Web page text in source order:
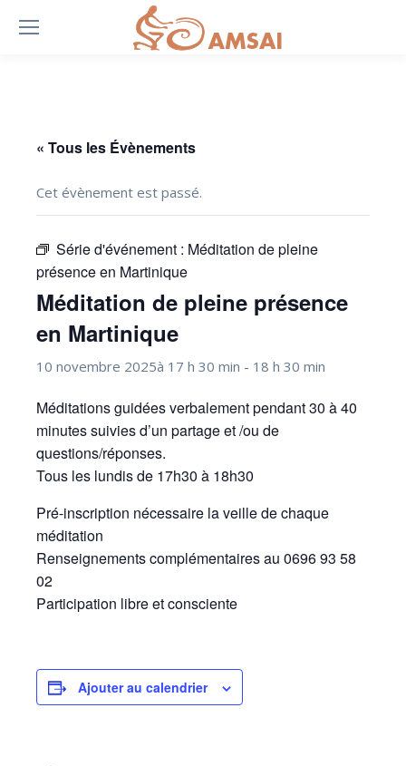
« Tous les Évènements
Cet évènement est passé.
Série d'événement : Méditation de pleine
présence en Martinique
Méditation de pleine présence
en Martinique
10 novembre 2025à 17 h 30 min - 18 h 30 min
Méditations guidées verbalement pendant 30 à 40
minutes suivies d’un partage et /ou de
questions/réponses.
Tous les lundis de 17h30 à 18h30
Pré-inscription nécessaire la veille de chaque
méditation
Renseignements complémentaires au 0696 93 58
02
Participation libre et consciente
Ajouter au calendrier